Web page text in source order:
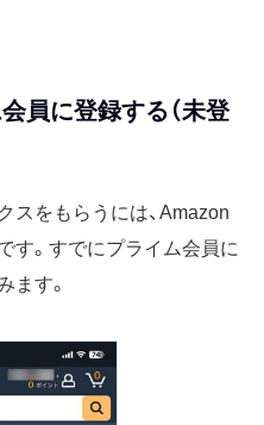
員に登録する（未登
スをもらうには、Amazon
す。すでにプライム会員に
ます。